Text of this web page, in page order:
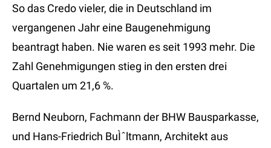
So das Credo vieler, die in Deutschland im
vergangenen Jahr eine Baugenehmigung
beantragt haben. Nie waren es seit 1993 mehr. Die
Zahl Genehmigungen stieg in den ersten drei
Quartalen um 21,6 %.
Bernd Neuborn, Fachmann der BHW Bausparkasse,
und Hans-Friedrich BuÌˆltmann, Architekt aus